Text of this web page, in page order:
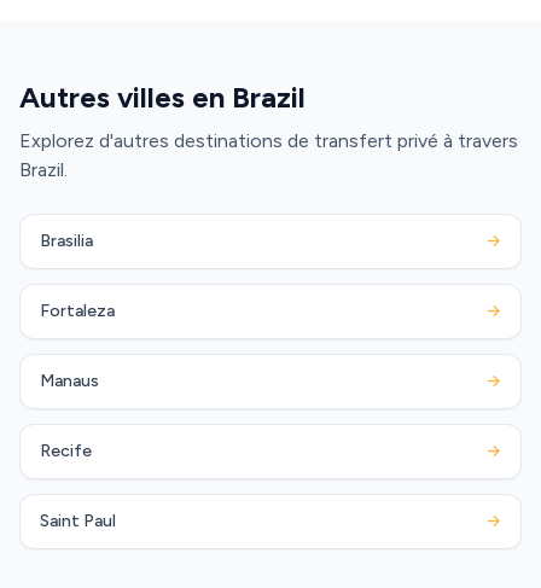
Autres villes en Brazil
Explorez d'autres destinations de transfert privé à travers
Brazil.
Brasilia →
Fortaleza →
Manaus →
Recife →
Saint Paul →